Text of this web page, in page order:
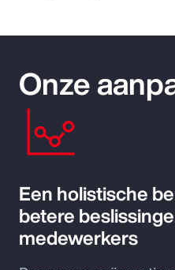
Onze
Een holistische
betere
medewerkers